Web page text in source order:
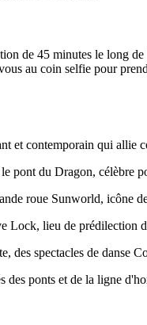
de 45 minutes le long
au coin selfie pour
et contemporain qui allie
le pont du Dragon, célèbre
roue Sunworld, icône
Lock, lieu de prédilection
des spectacles de danse
des ponts et de la ligne